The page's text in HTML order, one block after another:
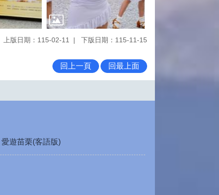
上版日期：115-02-11 下版日期：115-11-15
回上一頁 回最上面
愛遊苗栗(客語版)